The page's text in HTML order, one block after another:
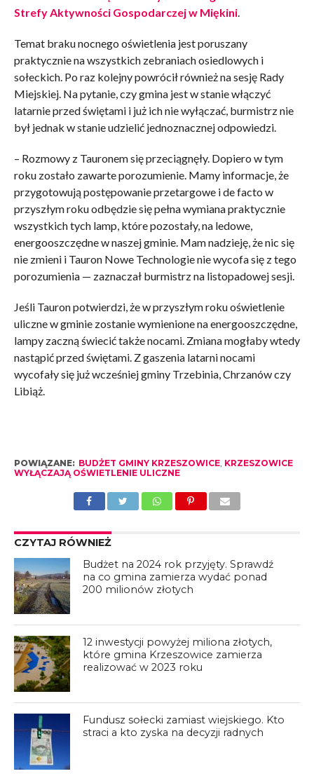
Strefy Aktywności Gospodarczej w Miękini.
Temat braku nocnego oświetlenia jest poruszany
praktycznie na wszystkich zebraniach osiedlowych i
sołeckich. Po raz kolejny powrócił również na sesję Rady
Miejskiej. Na pytanie, czy gmina jest w stanie włączyć
latarnie przed świętami i już ich nie wyłączać, burmistrz nie
był jednak w stanie udzielić jednoznacznej odpowiedzi.
– Rozmowy z Tauronem się przeciągnęły. Dopiero w tym
roku zostało zawarte porozumienie. Mamy informacje, że
przygotowują postępowanie przetargowe i de facto w
przyszłym roku odbędzie się pełna wymiana praktycznie
wszystkich tych lamp, które pozostały, na ledowe,
energooszczędne w naszej gminie. Mam nadzieję, że nic się
nie zmieni i Tauron Nowe Technologie nie wycofa się z tego
porozumienia — zaznaczał burmistrz na listopadowej sesji.
Jeśli Tauron potwierdzi, że w przyszłym roku oświetlenie
uliczne w gminie zostanie wymienione na energooszczędne,
lampy zaczną świecić także nocami. Zmiana mogłaby wtedy
nastąpić przed świętami. Z gaszenia latarni nocami
wycofały się już wcześniej gminy Trzebinia, Chrzanów czy
Libiąż.
POWIĄZANE: BUDŻET GMINY KRZESZOWICE, KRZESZOWICE
WYŁĄCZAJĄ OŚWIETLENIE ULICZNE
CZYTAJ RÓWNIEŻ
Budżet na 2024 rok przyjęty. Sprawdź
na co gmina zamierza wydać ponad
200 milionów złotych
12 inwestycji powyżej miliona złotych,
które gmina Krzeszowice zamierza
realizować w 2023 roku
Fundusz sołecki zamiast wiejskiego. Kto
straci a kto zyska na decyzji radnych